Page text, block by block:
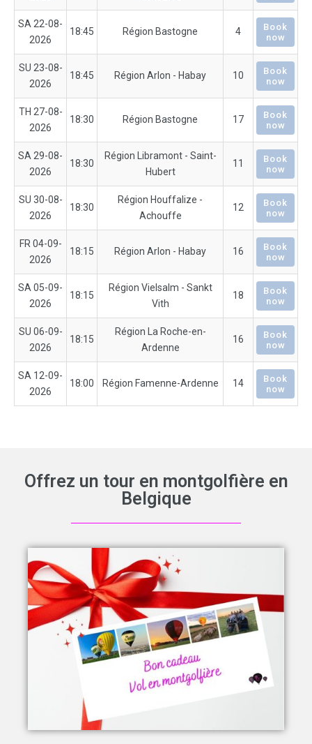
SA 22-08-
2026
18:45 Région Bastogne 4
Book
now
SU 23-08-
2026
18:45 Région Arlon - Habay 10
Book
now
TH 27-08-
2026
18:30 Région Bastogne 17
Book
now
SA 29-08-
2026
18:30
Région Libramont - Saint-
Hubert
11
Book
now
SU 30-08-
2026
18:30
Région Houffalize -
Achouffe
12
Book
now
FR 04-09-
2026
18:15 Région Arlon - Habay 16
Book
now
SA 05-09-
2026
18:15
Région Vielsalm - Sankt
Vith
18
Book
now
SU 06-09-
2026
18:15
Région La Roche-en-
Ardenne
16
Book
now
SA 12-09-
2026
18:00 Région Famenne-Ardenne 14
Book
now
Offrez un tour en montgolfière en
Belgique